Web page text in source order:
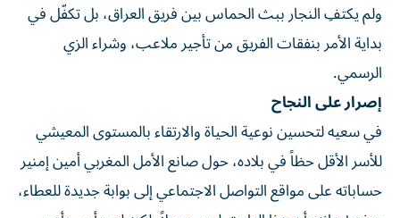
ولم يكتفِ النجار ببث الحماس بين فريق العراق، بل تكفّل في
بداية الأمر بنفقات الفريق من تأجير ملاعب، وشراء الزي
الرسمي.
إصرار على النجاح
في سعيه لتحسين نوعية الحياة والارتقاء بالمستوى المعيشي
للأسر الأقل حظاً في بلاده، حول صانع الأمل المغربي أمين إمنير
حساباته على مواقع التواصل الاجتماعي إلى بوابة جديدة للعطاء،